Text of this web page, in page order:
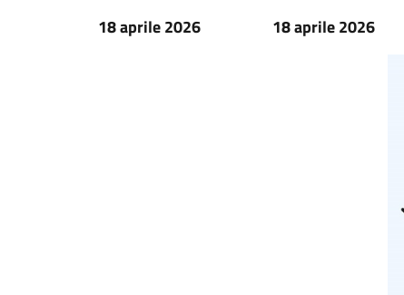
18 aprile 2026
18 aprile 2026